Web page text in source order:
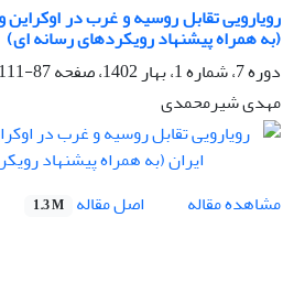
رویارویی تقابل روسیه و غرب در اوکراین
(به همراه پیشنهاد رویکردهای رسانه ای)
دوره 7، شماره 1، بهار 1402، صفحه
87-111
مهدی شیرمحمدی
مشاهده مقاله اصل مقاله 1.3 M